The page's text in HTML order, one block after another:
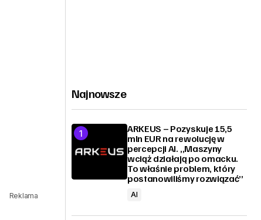
Reklama
Najnowsze
ARKEUS – Pozyskuje 15,5
mln EUR na rewolucję w
percepcji AI. „Maszyny
wciąż działają po omacku.
To właśnie problem, który
postanowiliśmy rozwiązać”
AI